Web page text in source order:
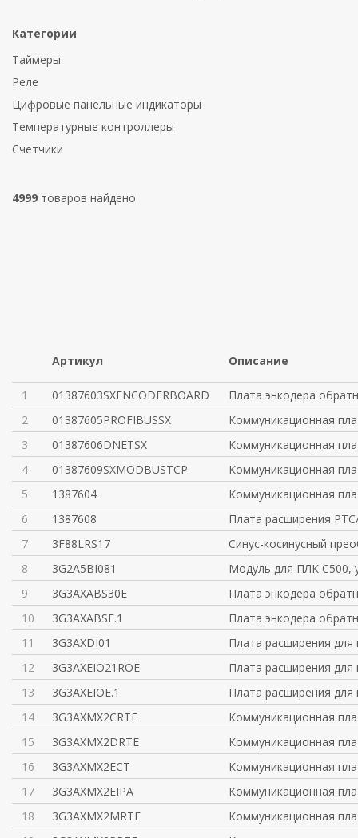
Категории
Таймеры
Реле
Цифровые панельные индикаторы
Температурные контроллеры
Счетчики
4999 товаров найдено
Артикул Описание
1 01387603SXENCODERBOARD
Плата энкодера
2
01387605PROFIBUSSX
Коммуникационная
3
01387606DNETSX
Коммуникационная
4
01387609SXMODBUSTCP
Коммуникационная
5
1387604
Коммуникационная
6
1387608
Плата расширения
7
3F88LRS17
Синус-косинусный
8
3G2A5BI081
Модуль для ПЛК C500,
9
3G3AXABS30E
Плата энкодера
10
3G3AXABSE.1
Плата энкодера
11
3G3AXDI01
Плата расширения для
12
3G3AXEIO21ROE
Плата расширения для
13
3G3AXEIOE.1
Плата расширения для
14
3G3AXMX2CRTE
Коммуникационная
15
3G3AXMX2DRTE
Коммуникационная
16
3G3AXMX2ECT
Коммуникационная
17
3G3AXMX2EIPA
Коммуникационная
18
3G3AXMX2MRTE
Коммуникационная